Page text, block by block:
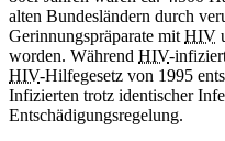
alten Bundesländern durch
Gerinnungspräparate mit HIV
worden. Während HIV-
HIV-Hilfegesetz von 1995
Infizierten trotz identischer
Entschädigungsregelung.